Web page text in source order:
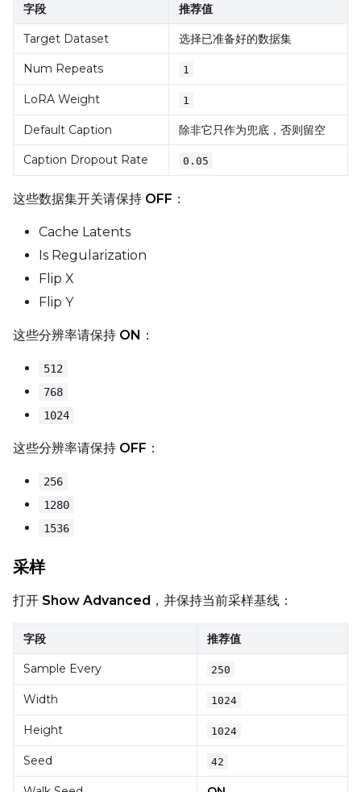
Prompt
Height
LoRA Scale
Prompt
Width
字段 推荐值
Target Dataset 选择已准备好的数据集
Num Repeats 1
LoRA Weight 1
Default Caption 除非它只作为兜底，否则留空
Caption Dropout Rate 0.05
这些数据集开关请保持 OFF ：
Cache Latents
Is Regularization
Flip X
Flip Y
这些分辨率请保持 ON ：
512
768
1024
这些分辨率请保持 OFF ：
256
1280
1536
采样
打开 Show Advanced ，并保持当前采样基线：
字段 推荐值
Sample Every 250
Width 1024
Height 1024
Seed 42